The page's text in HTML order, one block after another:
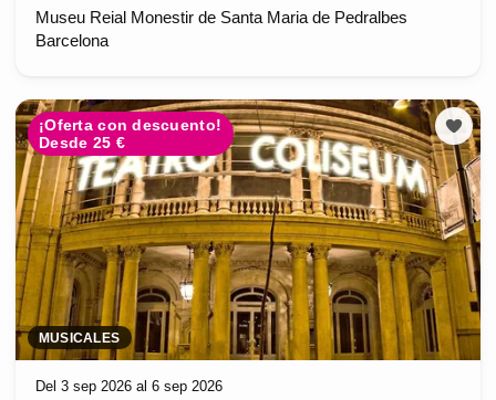
Museu Reial Monestir de Santa Maria de Pedralbes
Barcelona
¡Oferta con descuento!
Desde 25 €
MUSICALES
Del 3 sep 2026 al 6 sep 2026